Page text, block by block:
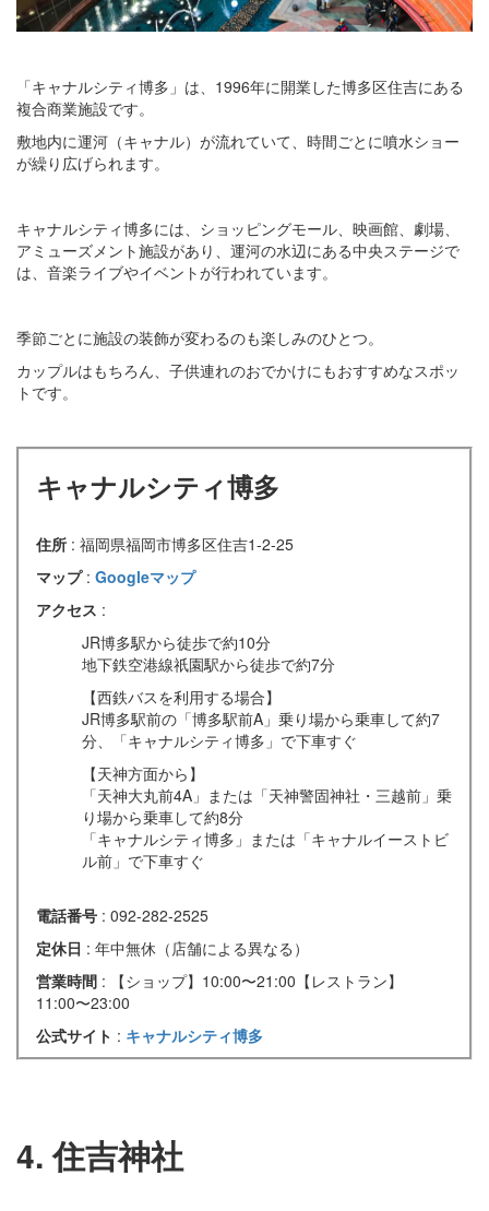
「キャナルシティ博多」は、1996年に開業した博多区住吉にある
複合商業施設です。
敷地内に運河（キャナル）が流れていて、時間ごとに噴水ショー
が繰り広げられます。
キャナルシティ博多には、ショッピングモール、映画館、劇場、
アミューズメント施設があり、運河の水辺にある中央ステージで
は、音楽ライブやイベントが行われています。
季節ごとに施設の装飾が変わるのも楽しみのひとつ。
カップルはもちろん、子供連れのおでかけにもおすすめなスポッ
トです。
キャナルシティ博多
住所 : 福岡県福岡市博多区住吉1-2-25
マップ : Googleマップ
アクセス :
JR博多駅から徒歩で約10分
地下鉄空港線祇園駅から徒歩で約7分
【西鉄バスを利用する場合】
JR博多駅前の「博多駅前A」乗り場から乗車して約7
分、「キャナルシティ博多」で下車すぐ
【天神方面から】
「天神大丸前4A」または「天神警固神社・三越前」乗
り場から乗車して約8分
「キャナルシティ博多」または「キャナルイーストビ
ル前」で下車すぐ
電話番号 : 092-282-2525
定休日 : 年中無休（店舗による異なる）
営業時間 : 【ショップ】10:00〜21:00【レストラン】
11:00〜23:00
公式サイト : キャナルシティ博多
4. 住吉神社